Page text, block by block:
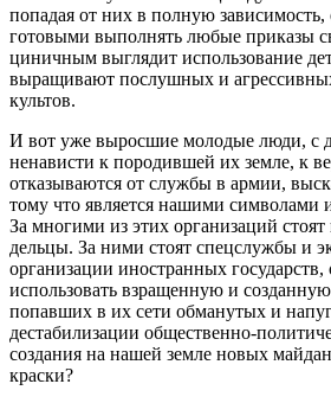
попадая от них в полную зависимость,
готовыми выполнять любые приказы
циничным выглядит использование
выращивают послушных и
культов.
И вот уже выросшие молодые люди, с
ненависти к породившей их земле, к
отказываются от службы в армии,
тому что является нашими
За многими из этих организаций
дельцы. За ними стоят спецслужбы и
организации иностранных государств,
использовать взращенную и
попавших в их сети обманутых и
дестабилизации общественно-
создания на нашей земле новых
краски?